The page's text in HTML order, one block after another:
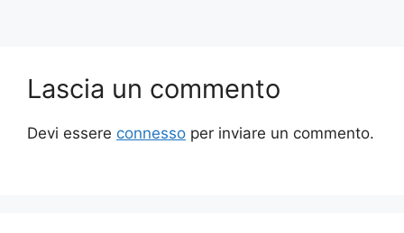
Lascia un commento
Devi essere connesso per inviare un commento.